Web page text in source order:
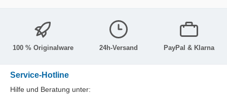
100 % Originalware 24h-Versand PayPal & Klarna
Service-Hotline
Hilfe und Beratung unter: